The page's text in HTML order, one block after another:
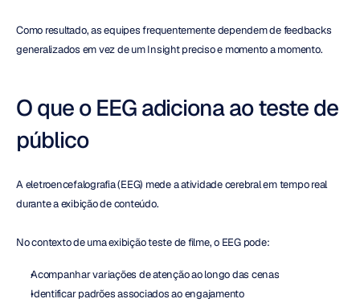
Como resultado, as equipes frequentemente dependem de feedbacks
generalizados em vez de um Insight preciso e momento a momento.
O que o EEG adiciona ao teste de
público
A eletroencefalografia (EEG) mede a atividade cerebral em tempo real
durante a exibição de conteúdo.
No contexto de uma exibição teste de filme, o EEG pode:
Acompanhar variações de atenção ao longo das cenas
Identificar padrões associados ao engajamento